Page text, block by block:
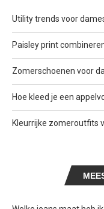
Utility trends voor
Paisley print
Zomerschoenen voor
Hoe kleed je een
Kleurrijke zomeroutfits